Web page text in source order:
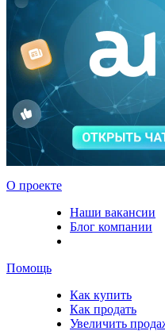
О проекте
Наши вакансии
Блог компании
Помощь
Как купить
Как продать
Увеличить